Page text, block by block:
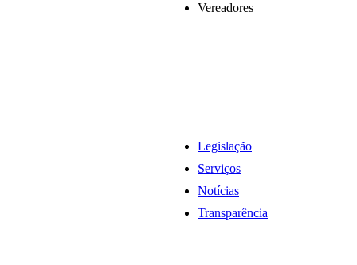
Vereadores
Legislação
Serviços
Notícias
Transparência